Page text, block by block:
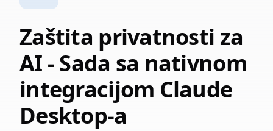
Zaštita privatnosti za
AI - Sada sa nativnom
integracijom Claude
Desktop-a